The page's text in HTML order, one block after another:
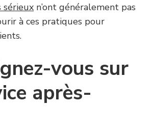
sérieux n’ont généralement pas
à ces pratiques pour
vous sur
après-